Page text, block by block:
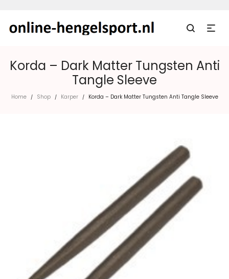
Korda – Dark Matter Tungsten Anti
Tangle Sleeve
Home / Shop / Karper / Korda – Dark Matter Tungsten Anti Tangle Sleeve